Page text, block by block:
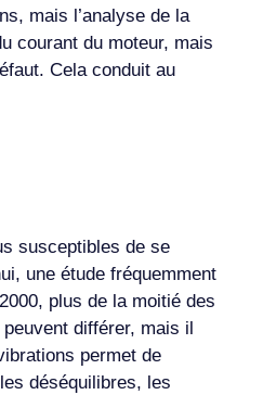
mais l’analyse de la
courant du moteur, mais
Cela conduit au
susceptibles de se
une étude fréquemment
plus de la moitié des
différer, mais il
permet de
déséquilibres, les